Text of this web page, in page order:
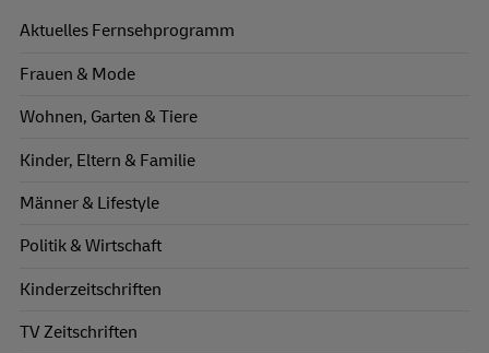
Aktuelles Fernsehprogramm
Frauen & Mode
Wohnen, Garten & Tiere
Kinder, Eltern & Familie
Männer & Lifestyle
Politik & Wirtschaft
Kinderzeitschriften
TV Zeitschriften